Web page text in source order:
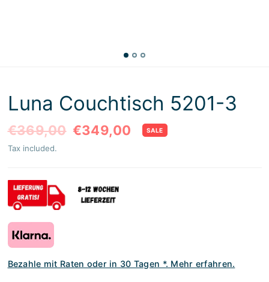
Luna Couchtisch 5201-3
€369,00 €349,00 SALE
Tax included.
Bezahle mit Raten oder in 30 Tagen *. Mehr erfahren.